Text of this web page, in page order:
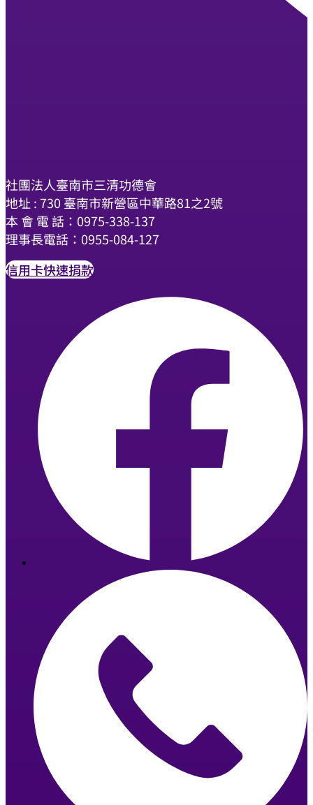
社團法人臺南市三清功德會
地址 : 730 臺南市新營區中華路81之2號
本 會 電 話：0975-338-137
理事長電話：0955-084-127
信用卡快速捐款